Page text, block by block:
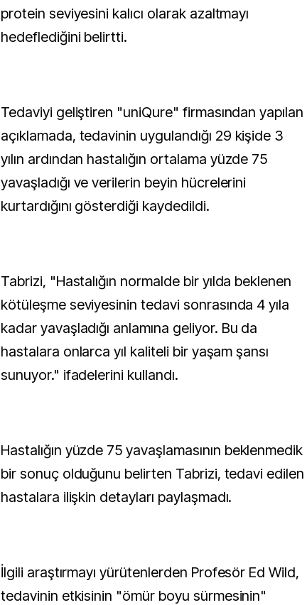
protein seviyesini kalıcı olarak azaltmayı
hedeflediğini belirtti.
Tedaviyi geliştiren "uniQure" firmasından yapılan
açıklamada, tedavinin uygulandığı 29 kişide 3
yılın ardından hastalığın ortalama yüzde 75
yavaşladığı ve verilerin beyin hücrelerini
kurtardığını gösterdiği kaydedildi.
Tabrizi, "Hastalığın normalde bir yılda beklenen
kötüleşme seviyesinin tedavi sonrasında 4 yıla
kadar yavaşladığı anlamına geliyor. Bu da
hastalara onlarca yıl kaliteli bir yaşam şansı
sunuyor." ifadelerini kullandı.
Hastalığın yüzde 75 yavaşlamasının beklenmedik
bir sonuç olduğunu belirten Tabrizi, tedavi edilen
hastalara ilişkin detayları paylaşmadı.
İlgili araştırmayı yürütenlerden Profesör Ed Wild,
tedavinin etkisinin "ömür boyu sürmesinin"